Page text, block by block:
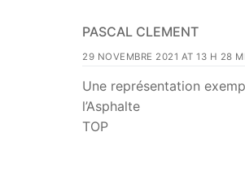
PASCAL CLEMENT
29 NOVEMBRE 2021 AT 13 H 28
Une représentation
l’Asphalte
TOP